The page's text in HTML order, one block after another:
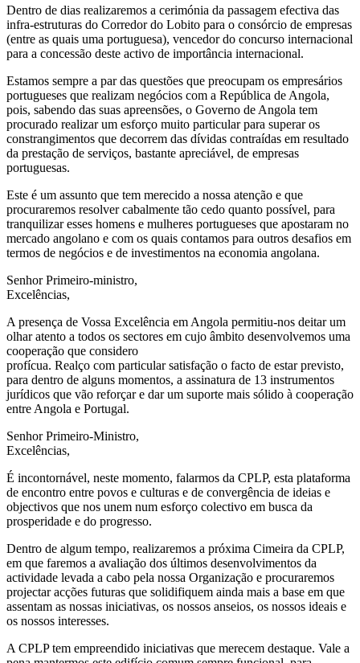
Dentro de dias realizaremos a cerimónia da passagem efectiva das
infra-estruturas do Corredor do Lobito para o consórcio de empresas
(entre as quais uma portuguesa), vencedor do concurso internacional
para a concessão deste activo de importância internacional.
Estamos sempre a par das questões que preocupam os empresários
portugueses que realizam negócios com a República de Angola,
pois, sabendo das suas apreensões, o Governo de Angola tem
procurado realizar um esforço muito particular para superar os
constrangimentos que decorrem das dívidas contraídas em resultado
da prestação de serviços, bastante apreciável, de empresas
portuguesas.
Este é um assunto que tem merecido a nossa atenção e que
procuraremos resolver cabalmente tão cedo quanto possível, para
tranquilizar esses homens e mulheres portugueses que apostaram no
mercado angolano e com os quais contamos para outros desafios em
termos de negócios e de investimentos na economia angolana.
Senhor Primeiro-ministro,
Excelências,
A presença de Vossa Excelência em Angola permitiu-nos deitar um
olhar atento a todos os sectores em cujo âmbito desenvolvemos uma
cooperação que considero
profícua. Realço com particular satisfação o facto de estar previsto,
para dentro de alguns momentos, a assinatura de 13 instrumentos
jurídicos que vão reforçar e dar um suporte mais sólido à cooperação
entre Angola e Portugal.
Senhor Primeiro-Ministro,
Excelências,
É incontornável, neste momento, falarmos da CPLP, esta plataforma
de encontro entre povos e culturas e de convergência de ideias e
objectivos que nos unem num esforço colectivo em busca da
prosperidade e do progresso.
Dentro de algum tempo, realizaremos a próxima Cimeira da CPLP,
em que faremos a avaliação dos últimos desenvolvimentos da
actividade levada a cabo pela nossa Organização e procuraremos
projectar acções futuras que solidifiquem ainda mais a base em que
assentam as nossas iniciativas, os nossos anseios, os nossos ideais e
os nossos interesses.
A CPLP tem empreendido iniciativas que merecem destaque. Vale a